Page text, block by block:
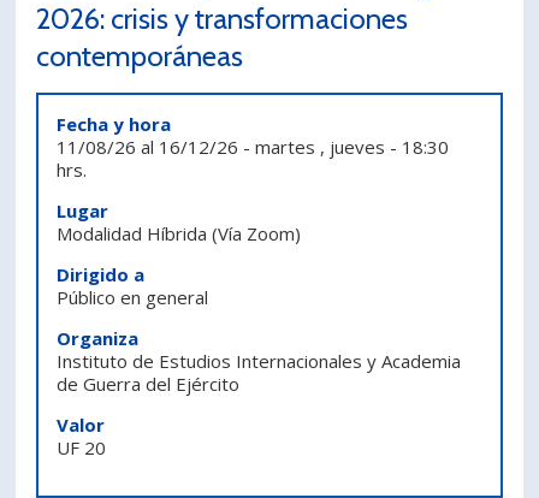
EXTENSIÓN
PUBLICACIONES
Estudiantes
2026: crisis y transformaciones
contemporáneas
Fecha y hora
11/08/26 al 16/12/26 -martes , jueves - 18:30
hrs.
Lugar
Modalidad Híbrida (Vía Zoom)
Dirigido a
Público en general
Organiza
Instituto de Estudios Internacionales y Academia
de Guerra del Ejército
Valor
UF 20